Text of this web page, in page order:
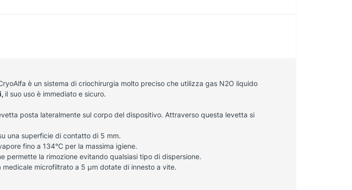
è un sistema di criochirurgia molto preciso che utilizza gas N2O liquido
il suo uso è immediato e sicuro.
posta lateralmente sul corpo del dispositivo. Attraverso questa levetta si
una superficie di contatto di 5 mm.
fino a 134°C per la massima igiene.
la rimozione evitando qualsiasi tipo di dispersione.
microfiltrato a 5 μm dotate di innesto a vite.